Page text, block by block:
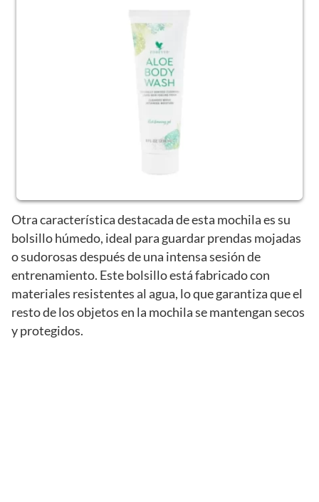
Otra característica destacada de esta mochila es su
bolsillo húmedo, ideal para guardar prendas mojadas
o sudorosas después de una intensa sesión de
entrenamiento. Este bolsillo está fabricado con
materiales resistentes al agua, lo que garantiza que el
resto de los objetos en la mochila se mantengan secos
y protegidos.